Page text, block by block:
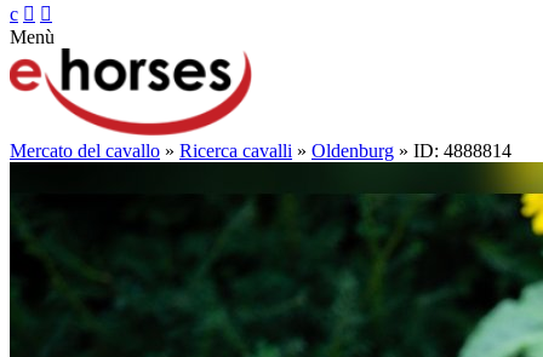
c  
Menù
Mercato del cavallo » Ricerca cavalli » Oldenburg » ID: 4888814